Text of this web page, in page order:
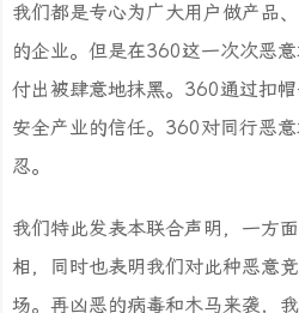
我们都是专心为广大用户做产品
的企业。但是在360这一次次恶
付出被肆意地抹黑。360通过扣
安全产业的信任。360对同行恶
忍。
我们特此发表本联合声明，一方
相，同时也表明我们对此种恶意
场。再凶恶的病毒和木马来袭，